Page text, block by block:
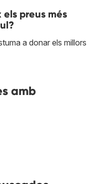
preus més
a donar els millors
amb